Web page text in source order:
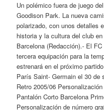
Un polémico fuera de juego
Goodison Park. La nueva
polarizado, con unos detalles
historia y la cultura del club en
Barcelona (Redacción).- El
tercera equipación para la
estrenará en el próximo
París Saint- Germain el 30 de
Retro 2005/06
Pantalón Corto Barcelona
Personalización de número